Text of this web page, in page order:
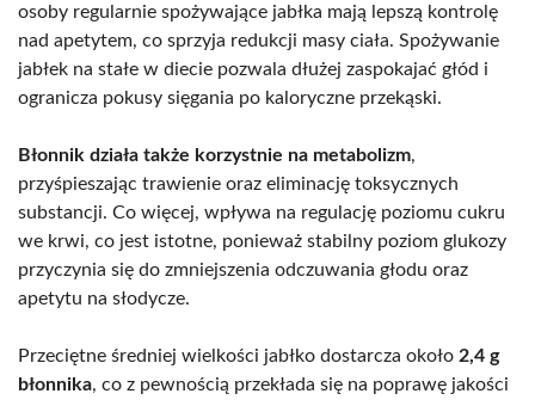
osoby regularnie spożywające jabłka mają lepszą kontrolę
nad apetytem, co sprzyja redukcji masy ciała. Spożywanie
jabłek na stałe w diecie pozwala dłużej zaspokajać głód i
ogranicza pokusy sięgania po kaloryczne przekąski.
Błonnik działa także korzystnie na metabolizm,
przyśpieszając trawienie oraz eliminację toksycznych
substancji. Co więcej, wpływa na regulację poziomu cukru
we krwi, co jest istotne, ponieważ stabilny poziom glukozy
przyczynia się do zmniejszenia odczuwania głodu oraz
apetytu na słodycze.
Przeciętne średniej wielkości jabłko dostarcza około 2,4 g
błonnika, co z pewnością przekłada się na poprawę jakości